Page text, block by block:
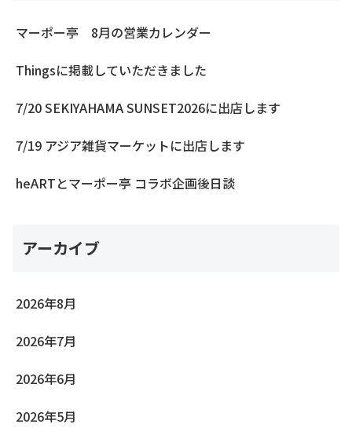
マーポー亭 8月の営業カレンダー
Thingsに掲載していただきました
7/20 SEKIYAHAMA SUNSET2026に出店します
7/19 アジア雑貨マーケットに出店します
heARTとマーポー亭 コラボ企画後日談
アーカイブ
2026年8月
2026年7月
2026年6月
2026年5月